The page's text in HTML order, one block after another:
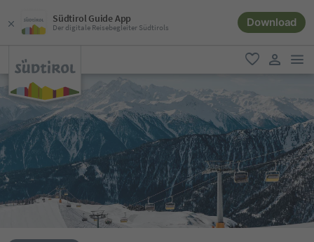
Südtirol Guide App
Der digitale Reisebegleiter Südtirols Download
favorit
user link